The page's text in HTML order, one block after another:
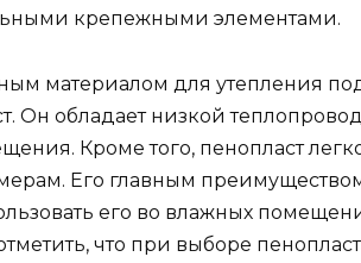
крепежными элементами.
материалом для утепления
Он обладает низкой
Кроме того, пенопласт
Его главным преимуществом
его во влажных
что при выборе